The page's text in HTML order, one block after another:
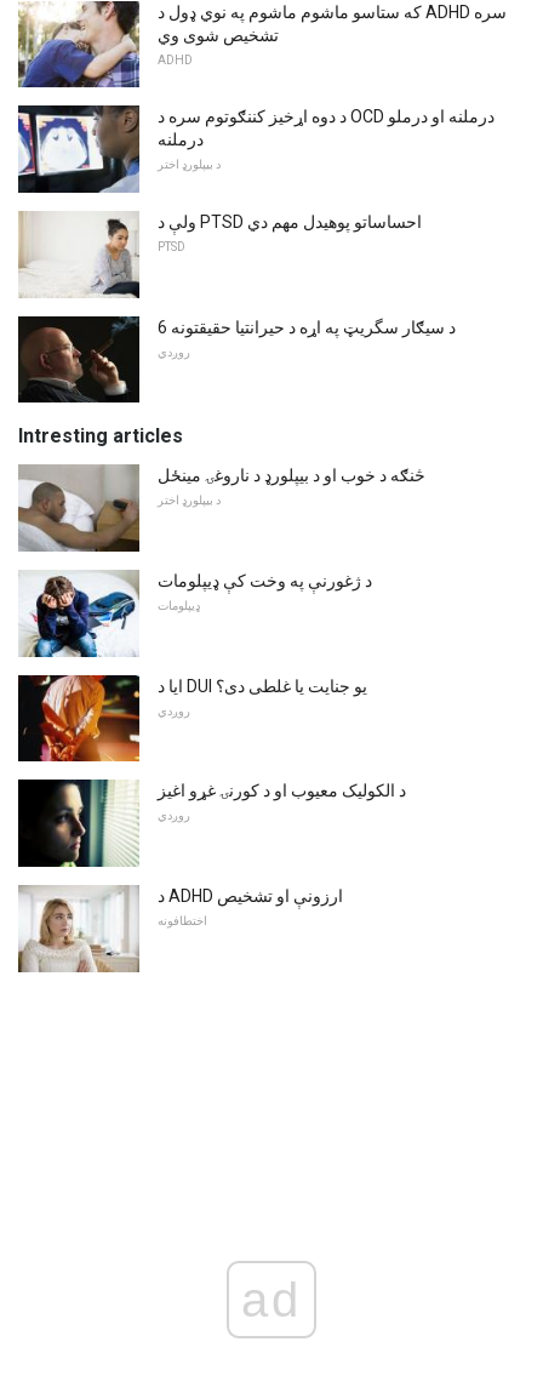
که ستاسو ماشوم ماشوم په نوي ډول د ADHD سره
تشخیص شوی وي
ADHD
د دوه اړخیز کننګوتوم سره د OCD درملنه او درملو
درملنه
د بیپلورډ اختر
ولې د PTSD احساساتو پوهیدل مهم دي
PTSD
6 د سیګار سگریټ په اړه د حیرانتیا حقیقتونه
روږدي
Intresting articles
څنګه د خوب او د بیپلورډ د ناروغۍ مینځل
د بیپلورډ اختر
د ژغورنې په وخت کې ډیپلومات
ډیپلومات
ایا د DUI یو جنایت یا غلطی دی؟
روږدي
د الکوليک معیوب او د کورنۍ غړو اغیز
روږدي
د ADHD ارزونې او تشخیص
اختطافونه
ad